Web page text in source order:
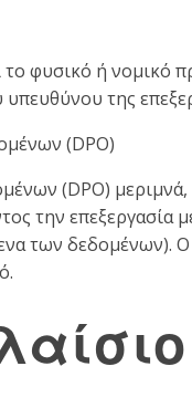
το φυσικό ή
της
(DPO)
(DPO)
την
των δεδομένων).